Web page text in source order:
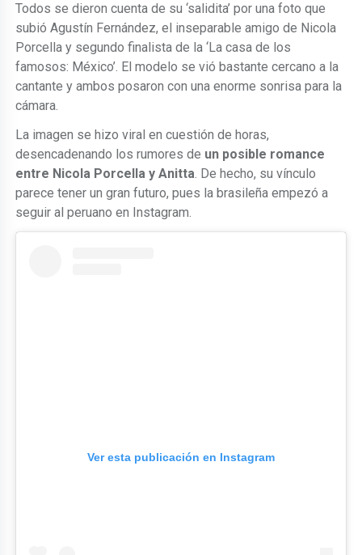
Todos se dieron cuenta de su ‘salidita’ por una foto que
subió Agustín Fernández, el inseparable amigo de Nicola
Porcella y segundo finalista de la ‘La casa de los
famosos: México’. El modelo se vió bastante cercano a la
cantante y ambos posaron con una enorme sonrisa para la
cámara.
La imagen se hizo viral en cuestión de horas,
desencadenando los rumores de un posible romance
entre Nicola Porcella y Anitta. De hecho, su vínculo
parece tener un gran futuro, pues la brasileña empezó a
seguir al peruano en Instagram.
Ver esta publicación en Instagram